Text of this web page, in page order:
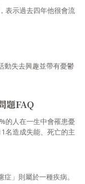
表示過去四年他很會流
動失去興趣並帶有憂鬱
題FAQ
的人在一生中會罹患憂
名造成失能、死亡的主
」則屬於一種疾病。